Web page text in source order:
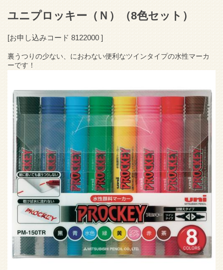
ユニプロッキー（Ｎ） （8色セット）
[お申し込みコード 8122000 ]
裏うつりの少ない、におわない便利なツインタイプの水性マーカ
ーです！